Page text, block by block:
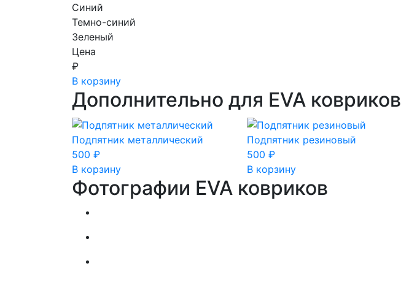
Синий
Темно-синий
Зеленый
Цена
₽
В корзину
Дополнительно для EVA ковриков
Подпятник металлический
500 ₽
В корзину
Подпятник резиновый
500 ₽
В корзину
Фотографии EVA ковриков